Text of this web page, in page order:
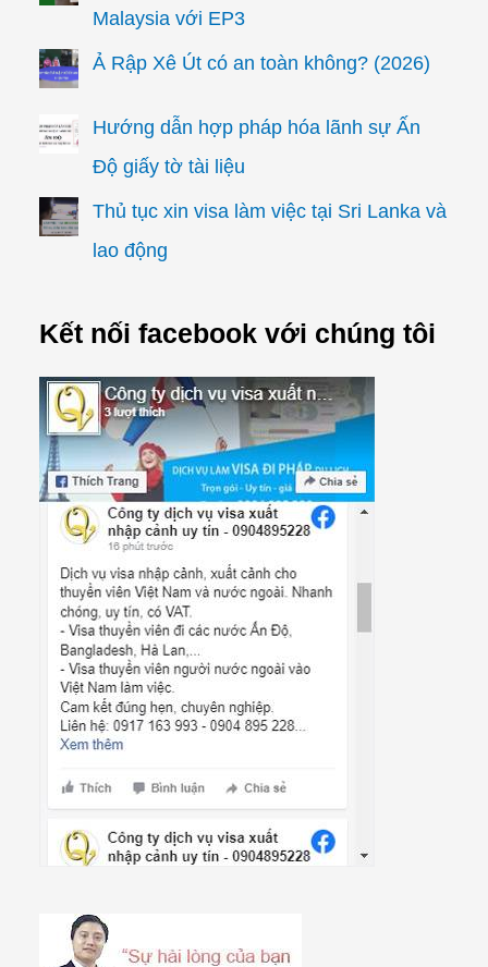
Malaysia với EP3
Ả Rập Xê Út có an toàn không? (2026)
Hướng dẫn hợp pháp hóa lãnh sự Ấn
Độ giấy tờ tài liệu
Thủ tục xin visa làm việc tại Sri Lanka và
lao động
Kết nối facebook với chúng tôi